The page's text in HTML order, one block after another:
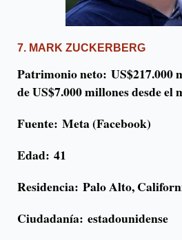
7. MARK ZUCKERBERG
Patrimonio neto: US$217.000
de US$7.000 millones desde el
Fuente: Meta (Facebook)
Edad: 41
Residencia: Palo Alto,
Ciudadanía: estadounidense